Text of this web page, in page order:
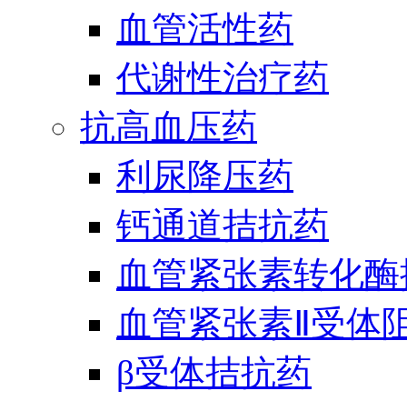
血管活性药
代谢性治疗药
抗高血压药
利尿降压药
钙通道拮抗药
血管紧张素转化
血管紧张素Ⅱ受体
β受体拮抗药